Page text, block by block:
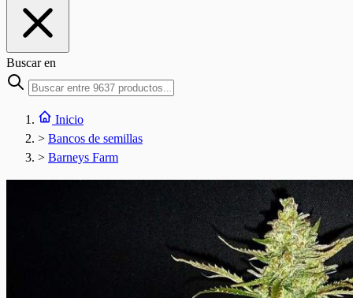
Buscar en
Inicio
> Bancos de semillas
> Barneys Farm